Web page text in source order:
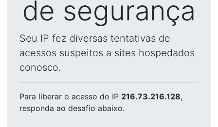
de segurança
Seu IP fez diversas tentativas de
acessos suspeitos a sites hospedados
conosco.
Para liberar o acesso do IP 216.73.216.128,
responda ao desafio abaixo.